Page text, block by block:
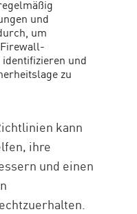
und
um
und
zu
kann
ihre
und einen